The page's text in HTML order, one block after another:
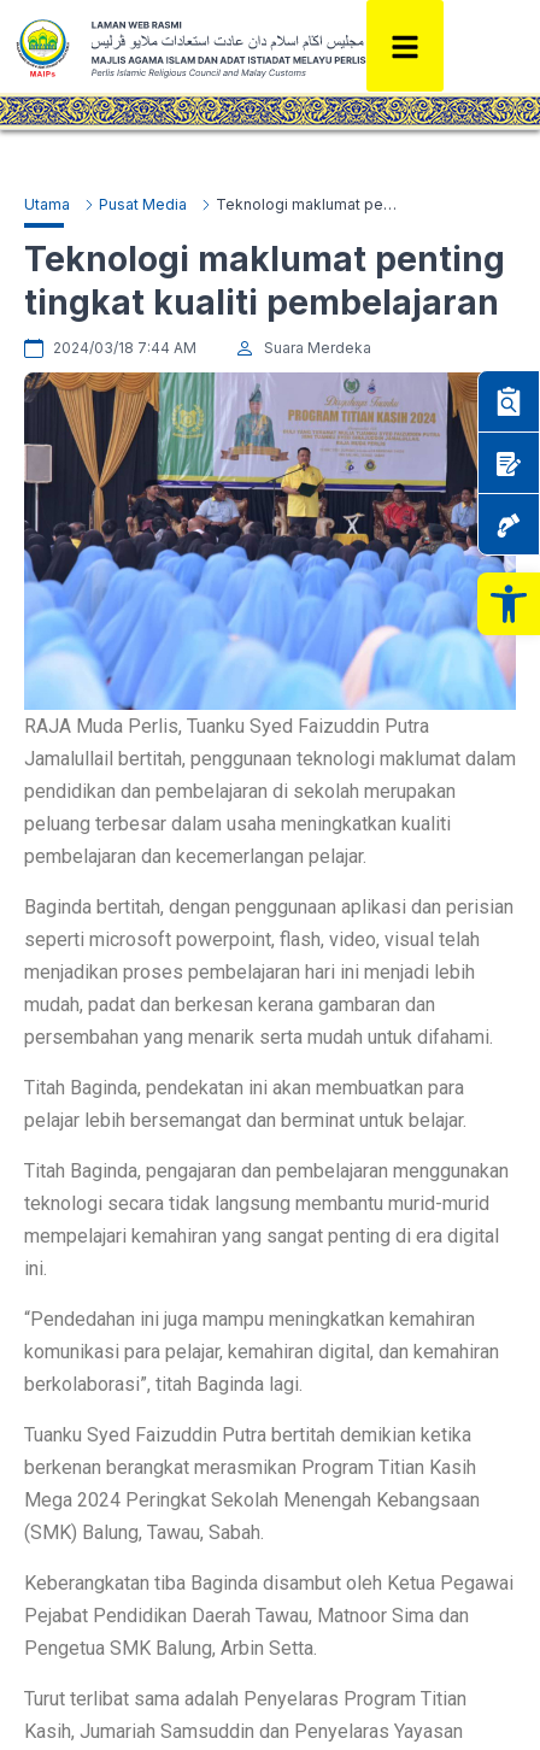
Utama Pusat Media Teknologi maklumat penting tingkat kualiti pembelajaran
Teknologi maklumat penting
tingkat kualiti pembelajaran
2024/03/18 7:44 AM Suara Merdeka
RAJA Muda Perlis, Tuanku Syed Faizuddin Putra
Jamalullail bertitah, penggunaan teknologi maklumat dalam
pendidikan dan pembelajaran di sekolah merupakan
peluang terbesar dalam usaha meningkatkan kualiti
pembelajaran dan kecemerlangan pelajar.
Baginda bertitah, dengan penggunaan aplikasi dan perisian
seperti microsoft powerpoint, flash, video, visual telah
menjadikan proses pembelajaran hari ini menjadi lebih
mudah, padat dan berkesan kerana gambaran dan
persembahan yang menarik serta mudah untuk difahami.
Titah Baginda, pendekatan ini akan membuatkan para
pelajar lebih bersemangat dan berminat untuk belajar.
Titah Baginda, pengajaran dan pembelajaran menggunakan
teknologi secara tidak langsung membantu murid-murid
mempelajari kemahiran yang sangat penting di era digital
ini.
“Pendedahan ini juga mampu meningkatkan kemahiran
komunikasi para pelajar, kemahiran digital, dan kemahiran
berkolaborasi”, titah Baginda lagi.
Tuanku Syed Faizuddin Putra bertitah demikian ketika
berkenan berangkat merasmikan Program Titian Kasih
Mega 2024 Peringkat Sekolah Menengah Kebangsaan
(SMK) Balung, Tawau, Sabah.
Keberangkatan tiba Baginda disambut oleh Ketua Pegawai
Pejabat Pendidikan Daerah Tawau, Matnoor Sima dan
Pengetua SMK Balung, Arbin Setta.
Turut terlibat sama adalah Penyelaras Program Titian
Kasih, Jumariah Samsuddin dan Penyelaras Yayasan